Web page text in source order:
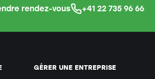
rendez-vous +41 22 735 96 66
GÉRER UNE ENTREPRISE